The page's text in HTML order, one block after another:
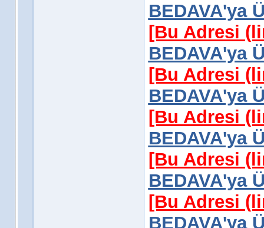
BEDAVA'ya
[Bu Adresi
BEDAVA'ya
[Bu Adresi
BEDAVA'ya
[Bu Adresi
BEDAVA'ya
[Bu Adresi
BEDAVA'ya
[Bu Adresi
BEDAVA'ya